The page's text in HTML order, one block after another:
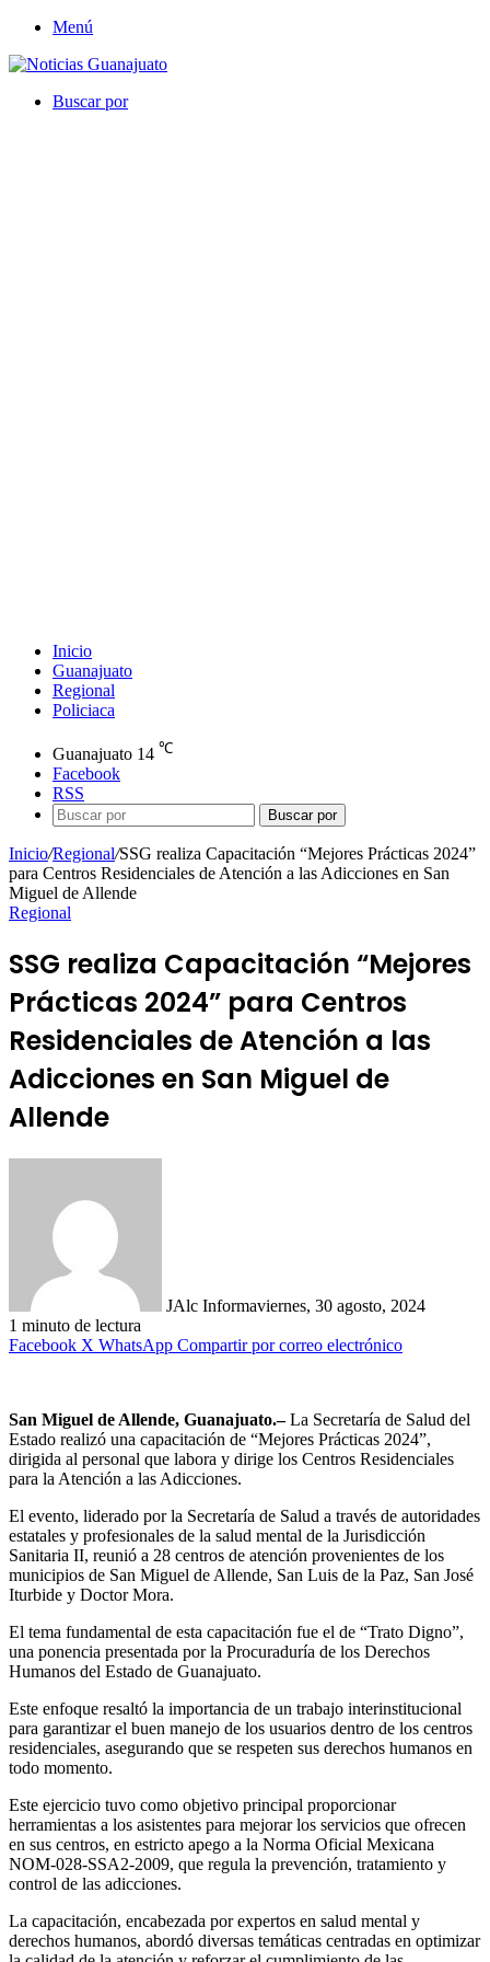
Menú
Buscar por
Inicio
Guanajuato
Regional
Policiaca
Guanajuato 14 ℃
Facebook
RSS
Buscar por
Inicio/Regional/SSG realiza Capacitación “Mejores Prácticas 2024”
para Centros Residenciales de Atención a las Adicciones en San
Miguel de Allende
Regional
SSG realiza Capacitación “Mejores
Prácticas 2024” para Centros
Residenciales de Atención a las
Adicciones en San Miguel de
Allende
JAlc Informaviernes, 30 agosto, 2024
1 minuto de lectura
Facebook X WhatsApp Compartir por correo electrónico
San Miguel de Allende, Guanajuato.–La Secretaría de Salud del
Estado realizó una capacitación de “Mejores Prácticas 2024”,
dirigida al personal que labora y dirige los Centros Residenciales
para la Atención a las Adicciones.
El evento, liderado por la Secretaría de Salud a través de autoridades
estatales y profesionales de la salud mental de la Jurisdicción
Sanitaria II, reunió a 28 centros de atención provenientes de los
municipios de San Miguel de Allende, San Luis de la Paz, San José
Iturbide y Doctor Mora.
El tema fundamental de esta capacitación fue el de “Trato Digno”,
una ponencia presentada por la Procuraduría de los Derechos
Humanos del Estado de Guanajuato.
Este enfoque resaltó la importancia de un trabajo interinstitucional
para garantizar el buen manejo de los usuarios dentro de los centros
residenciales, asegurando que se respeten sus derechos humanos en
todo momento.
Este ejercicio tuvo como objetivo principal proporcionar
herramientas a los asistentes para mejorar los servicios que ofrecen
en sus centros, en estricto apego a la Norma Oficial Mexicana
NOM-028-SSA2-2009, que regula la prevención, tratamiento y
control de las adicciones.
La capacitación, encabezada por expertos en salud mental y
derechos humanos, abordó diversas temáticas centradas en optimizar